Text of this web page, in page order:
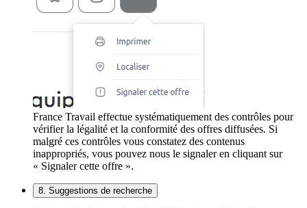
France Travail effectue systématiquement des contrôles pour
vérifier la légalité et la conformité des offres diffusées. Si
malgré ces contrôles vous constatez des contenus
inappropriés, vous pouvez nous le signaler en cliquant sur
« Signaler cette offre ».
8. Suggestions de recherche